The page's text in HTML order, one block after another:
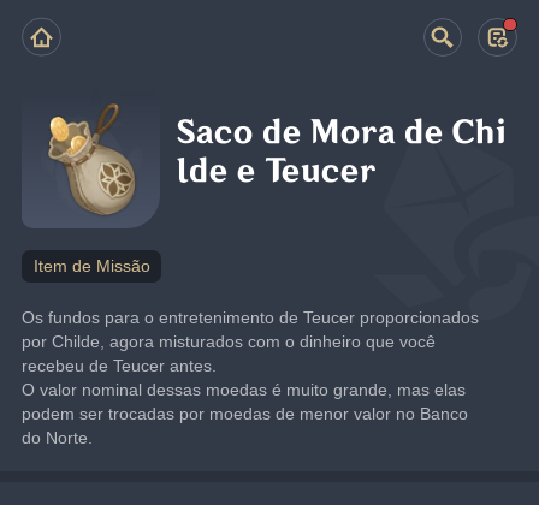
Saco de Mora de Chi
lde e Teucer
Item de Missão
Os fundos para o entretenimento de Teucer proporcionados
por Childe, agora misturados com o dinheiro que você
recebeu de Teucer antes.
O valor nominal dessas moedas é muito grande, mas elas
podem ser trocadas por moedas de menor valor no Banco
do Norte.